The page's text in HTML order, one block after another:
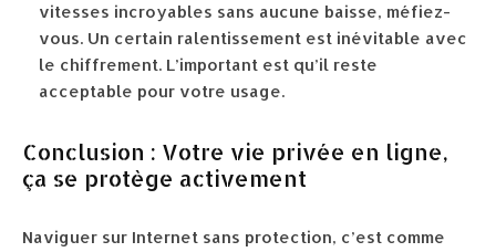
vitesses incroyables sans aucune baisse, méfiez-
vous. Un certain ralentissement est inévitable avec
le chiffrement. L’important est qu’il reste
acceptable pour votre usage.
Conclusion : Votre vie privée en ligne,
ça se protège activement
Naviguer sur Internet sans protection, c’est comme